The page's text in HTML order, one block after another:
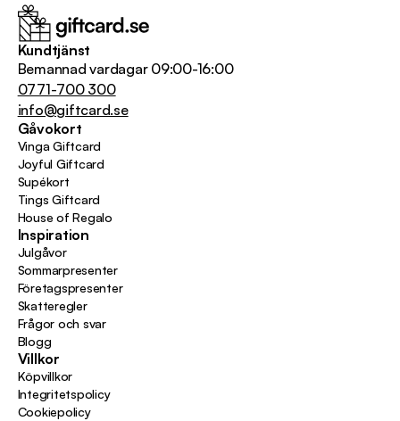
Kundtjänst
Bemannad vardagar 09:00-16:00
0771-700 300
info@giftcard.se
Gåvokort
Vinga Giftcard
Joyful Giftcard
Supékort
Tings Giftcard
House of Regalo
Inspiration
Julgåvor
Sommarpresenter
Företagspresenter
Skatteregler
Frågor och svar
Blogg
Villkor
Köpvillkor
Integritetspolicy
Cookiepolicy